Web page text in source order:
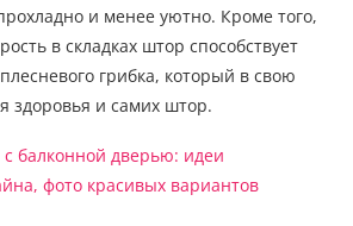
и менее уютно. Кроме того,
в складках штор способствует
грибка, который в свою
здоровья и самих штор.